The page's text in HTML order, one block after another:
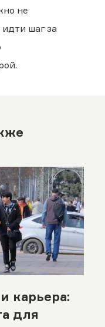
не
шаг за
карьера:
для